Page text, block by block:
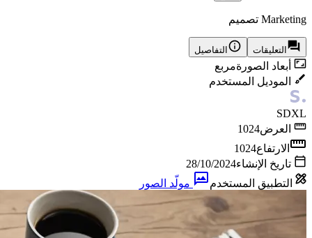
Marketing تصميم
التعليقات التفاصيل
أبعاد الصورةمربع
الموديل المستخدم
SDXL
العرض1024
الارتفاع1024
تاريخ الإنشاء28/10/2024
التطبيق المستخدم
مولّد الصور